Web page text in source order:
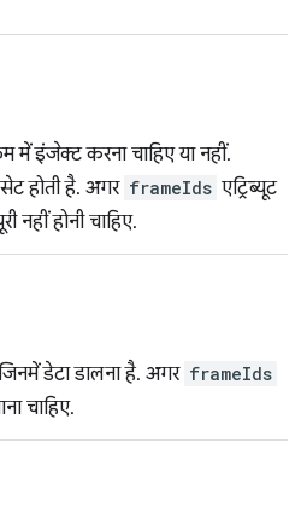
में इंजेक्ट करना चाहिए या नहीं.
होती है. अगर frameIds एट्रिब्यूट
नहीं होनी चाहिए.
डेटा डालना है. अगर frameIds
चाहिए.